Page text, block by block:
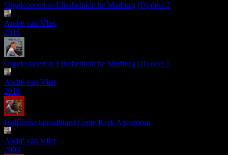
Orgelconcert in Elisabethkirche Marburg (D) deel 2
André van Vliet
2016
Orgelconcert in Elisabethkirche Marburg (D) deel 1
André van Vliet
2016
Hollandse koraalkunst Grote Kerk Apeldoorn
André van Vliet
2009